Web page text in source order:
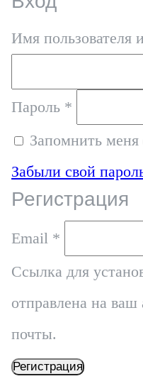
Имя пользователя
Пароль *
Запомнить меня
Забыли свой
Регистрация
Email *
Ссылка для
отправлена ​​на ваш
почты.
Регистрация